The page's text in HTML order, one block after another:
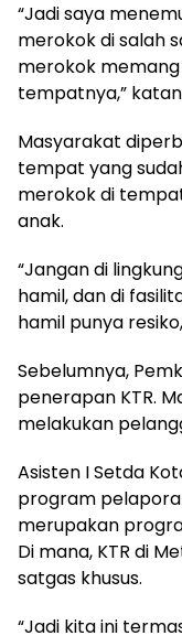
“Jadi saya
merokok di salah
merokok
tempatnya,”
Masyarakat
tempat yang
merokok di
anak.
“Jangan di
hamil, dan di
hamil punya
Sebelumnya,
penerapan KTR.
melakukan
Asisten I Setda
program
merupakan
Di mana, KTR di
satgas khusus.
“Jadi kita ini